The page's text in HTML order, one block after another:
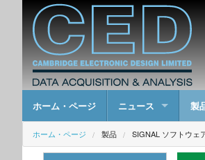
ホーム・ページ ニュース 製
ホーム・ページ 製品 SIGNAL ソフトウェ